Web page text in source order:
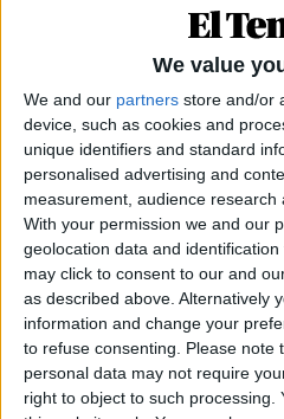
We value
We and our partners store and/or
device, such as cookies and
unique identifiers and standard
personalised advertising and
measurement, audience research
With your permission we and our
geolocation data and
may click to consent to our and
as described above. Alternatively
information and change your
to refuse consenting.
Please note
personal data may not require
right to object to such processing.
Qui és Ánchel Lois Saludas, el
totes les paraules del belsetà,
Violeta Tena
La resurrecció de les
medievals
L'AVL rescata de l'oblit les
PerMoisés Pérez
Xavier Antich: «Calia fer
Llull davant un Estat
Entrevista a fons al president
Llull
PerMoisés Pérez
La temptació de la